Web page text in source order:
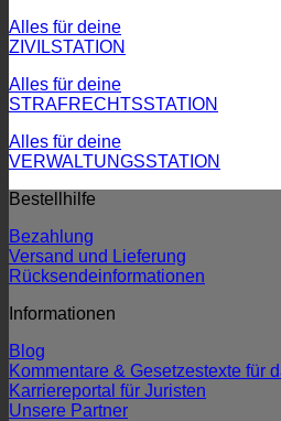
Alles für deine
ZIVILSTATION
Alles für deine
STRAFRECHTSSTATION
Alles für deine
VERWALTUNGSSTATION
Bestellhilfe
Bezahlung
Versand und Lieferung
Rücksendeinformationen
Informationen
Blog
Kommentare & Gesetzestexte für
Karriereportal für Juristen
Unsere Partner